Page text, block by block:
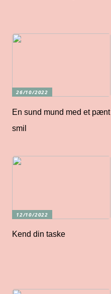
26/10/2022
En sund mund med et pænt
smil
12/10/2022
Kend din taske